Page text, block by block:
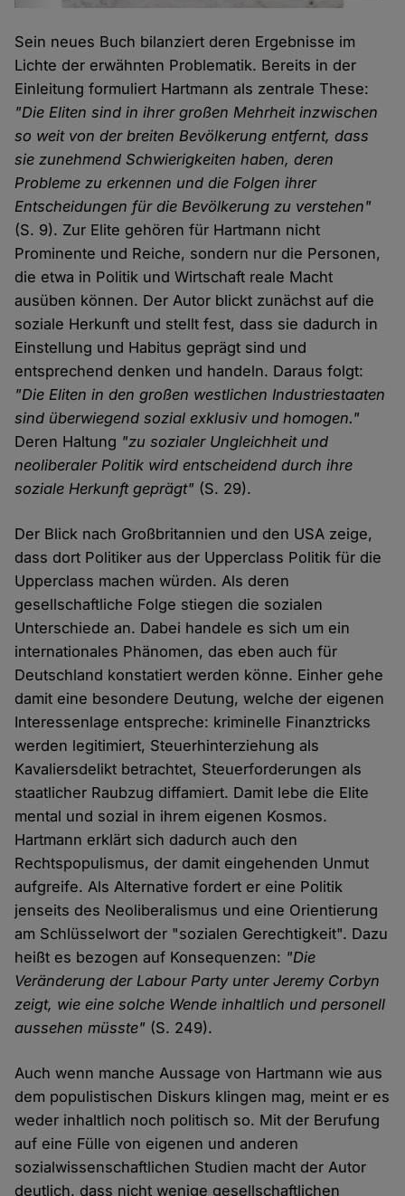
Sein neues Buch bilanziert deren Ergebnisse im
Lichte der erwähnten Problematik. Bereits in der
Einleitung formuliert Hartmann als zentrale These:
"Die Eliten sind in ihrer großen Mehrheit inzwischen
so weit von der breiten Bevölkerung entfernt, dass
sie zunehmend Schwierigkeiten haben, deren
Probleme zu erkennen und die Folgen ihrer
Entscheidungen für die Bevölkerung zu verstehen"
(S. 9). Zur Elite gehören für Hartmann nicht
Prominente und Reiche, sondern nur die Personen,
die etwa in Politik und Wirtschaft reale Macht
ausüben können. Der Autor blickt zunächst auf die
soziale Herkunft und stellt fest, dass sie dadurch in
Einstellung und Habitus geprägt sind und
entsprechend denken und handeln. Daraus folgt:
"Die Eliten in den großen westlichen Industriestaaten
sind überwiegend sozial exklusiv und homogen."
Deren Haltung "zu sozialer Ungleichheit und
neoliberaler Politik wird entscheidend durch ihre
soziale Herkunft geprägt" (S. 29).
Der Blick nach Großbritannien und den USA zeige,
dass dort Politiker aus der Upperclass Politik für die
Upperclass machen würden. Als deren
gesellschaftliche Folge stiegen die sozialen
Unterschiede an. Dabei handele es sich um ein
internationales Phänomen, das eben auch für
Deutschland konstatiert werden könne. Einher gehe
damit eine besondere Deutung, welche der eigenen
Interessenlage entspreche: kriminelle Finanztricks
werden legitimiert, Steuerhinterziehung als
Kavaliersdelikt betrachtet, Steuerforderungen als
staatlicher Raubzug diffamiert. Damit lebe die Elite
mental und sozial in ihrem eigenen Kosmos.
Hartmann erklärt sich dadurch auch den
Rechtspopulismus, der damit eingehenden Unmut
aufgreife. Als Alternative fordert er eine Politik
jenseits des Neoliberalismus und eine Orientierung
am Schlüsselwort der "sozialen Gerechtigkeit". Dazu
heißt es bezogen auf Konsequenzen: "Die
Veränderung der Labour Party unter Jeremy Corbyn
zeigt, wie eine solche Wende inhaltlich und personell
aussehen müsste" (S. 249).
Auch wenn manche Aussage von Hartmann wie aus
dem populistischen Diskurs klingen mag, meint er es
weder inhaltlich noch politisch so. Mit der Berufung
auf eine Fülle von eigenen und anderen
sozialwissenschaftlichen Studien macht der Autor
deutlich, dass nicht wenige gesellschaftlichen